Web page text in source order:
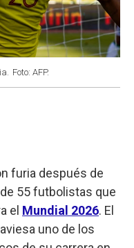
Foto: AFP.
furia después de
55 futbolistas que
el Mundial 2026. El
uno de los